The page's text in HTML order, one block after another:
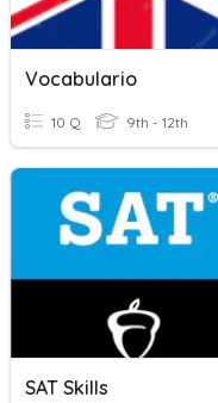
Vocabulario
10 Q 9th - 12th
SAT Skills